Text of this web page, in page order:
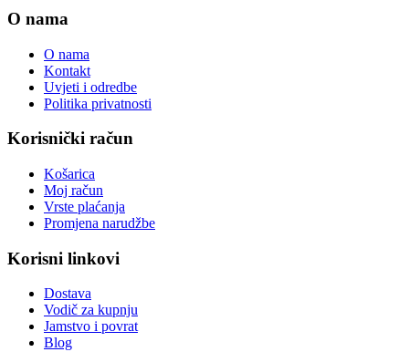
O nama
O nama
Kontakt
Uvjeti i odredbe
Politika privatnosti
Korisnički račun
Košarica
Moj račun
Vrste plaćanja
Promjena narudžbe
Korisni linkovi
Dostava
Vodič za kupnju
Jamstvo i povrat
Blog